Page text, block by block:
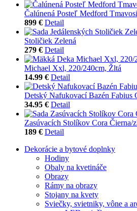
Čalúnená Posteľ Medford
899 € Detail
Stoličiek Zelená
279 € Detail
Michael Xxl, 220/240cm, Žltá
14.99 € Detail
Detský Nafukovací Bazén Fabius
34.95 € Detail
Zasúvacích Stolíkov Cora Čierna/
189 € Detail
Dekorácie a bytové doplnky
Hodiny
Obaly na kvetináče
Obrazy
Rámy na obrazy
Stojany na kvety
Sviečky, svietniky, vône a